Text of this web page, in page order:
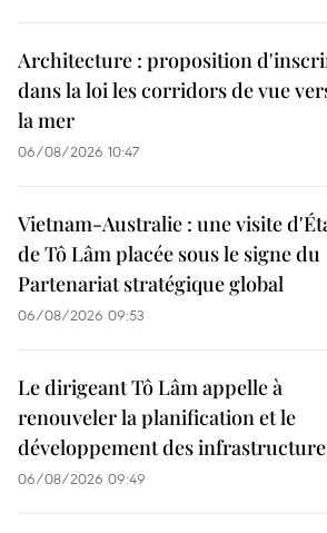
Architecture : proposition
dans la loi les corridors de vue
la mer
06/08/2026 10:47
Vietnam-Australie : une visite
de Tô Lâm placée sous le signe du
Partenariat stratégique global
06/08/2026 09:53
Le dirigeant Tô Lâm appelle à
renouveler la planification et le
développement des
06/08/2026 09:49